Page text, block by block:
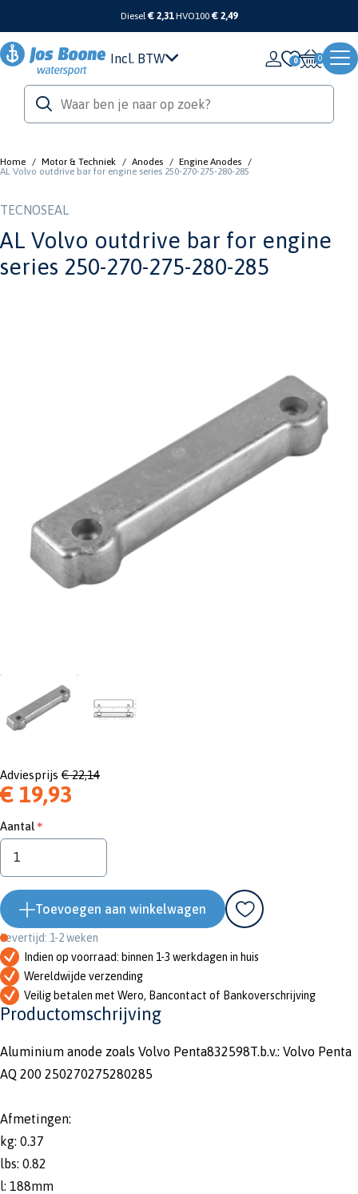
Diesel€ 2,31 HVO100 € 2,49
Incl. BTW 0
Home / Motor & Techniek / Anodes / Engine Anodes /
AL Volvo outdrive bar for engine series 250-270-275-280-285
TECNOSEAL
AL Volvo outdrive bar for engine
series 250-270-275-280-285
Adviesprijs € 22,14
€ 19,93
Aantal
Toevoegen aan winkelwagen
Levertijd: 1-2 weken
Indien op voorraad: binnen 1-3 werkdagen in huis
Wereldwijde verzending
Veilig betalen met Wero, Bancontact of Bankoverschrijving
Productomschrijving
Aluminium anode zoals Volvo Penta832598T.b.v.: Volvo Penta
AQ 200 250270275280285
Afmetingen:
kg: 0.37
lbs: 0.82
l: 188mm